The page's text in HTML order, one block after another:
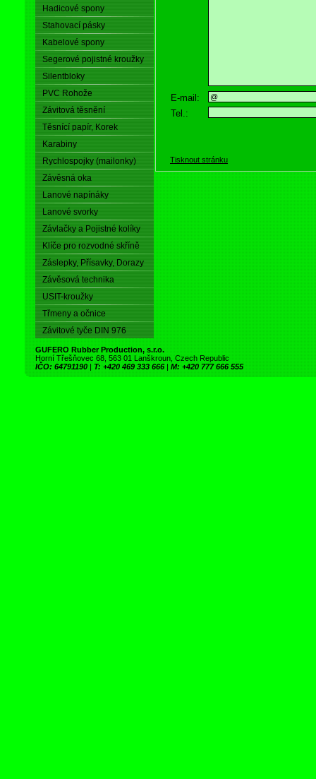
Hadicové spony
Stahovací pásky
Kabelové spony
Segerové pojistné kroužky
Silentbloky
PVC Rohože
Závitová těsnění
Těsnící papír, Korek
Karabiny
Rychlospojky (mailonky)
Závěsná oka
Lanové napínáky
Lanové svorky
Závlačky a Pojistné kolíky
Klíče pro rozvodné skříně
Záslepky, Přísavky, Dorazy
Závěsová technika
USIT-kroužky
Třmeny a očnice
Závitové tyče DIN 976
E-mail:
Tel.:
Tisknout stránku
GUFERO Rubber Production, s.r.o.
Horní Třešňovec 68, 563 01 Lanškroun, Czech Republic
IČO: 64791190 | T: +420 469 333 666 | M: +420 777 666 555